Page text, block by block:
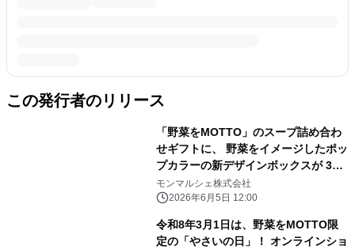
この発行者のリリース
「野菜をMOTTO」のスープ詰め合わ
せギフトに、 野菜をイメージしたポッ
プカラーの新デザインボックスが 3サ
イズ・3種類で登場！
モンマルシェ株式会社
2026年6月5日 12:00
令和8年3月1日は、野菜をMOTTO限
定の「やさいの日」！ オンラインショ